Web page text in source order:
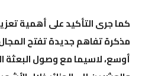
كما جرى التأكيد على أهمية تعزيز
مذكرة تفاهم جديدة تفتح
أوسع، لاسيما مع وصول البعثة